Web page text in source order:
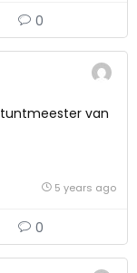
0
van
5 years ago
0